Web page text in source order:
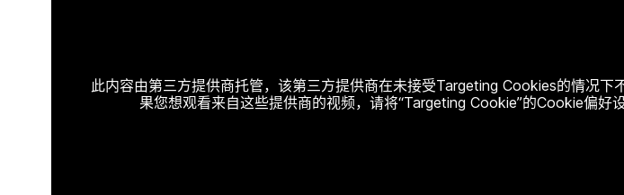
此内容由第三方提供商托管，该第三方提供商在未接受Targeting Cookies的情况下
果您想观看来自这些提供商的视频，请将“Targeting Cookie”的Cookie偏好设